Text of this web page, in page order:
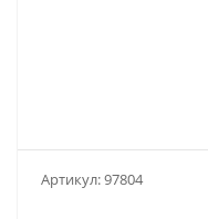
Артикул:97804